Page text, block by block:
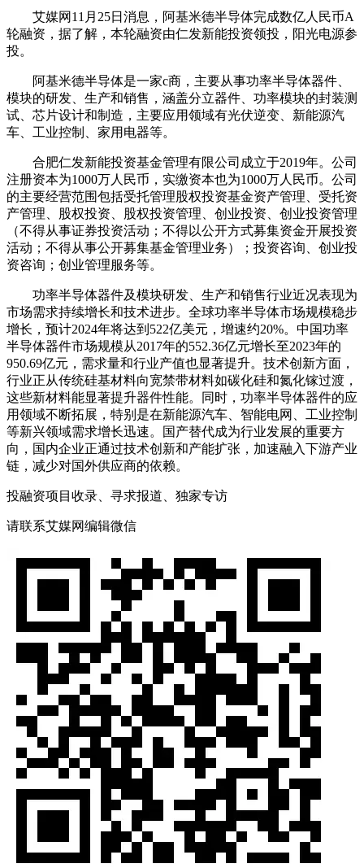
艾媒网11月25日消息，阿基米德半导体完成数亿人民币A
轮融资，据了解，本轮融资由仁发新能投资领投，阳光电源参
投。
阿基米德半导体是一家c商，主要从事功率半导体器件、
模块的研发、生产和销售，涵盖分立器件、功率模块的封装测
试、芯片设计和制造，主要应用领域有光伏逆变、新能源汽
车、工业控制、家用电器等。
‌合肥仁发新能投资基金管理有限公司‌成立于2019年。公司
注册资本为1000万人民币，实缴资本也为1000万人民币。公司
的主要经营范围包括受托管理股权投资基金资产管理、受托资
产管理、股权投资、股权投资管理、创业投资、创业投资管理
（不得从事证券投资活动；不得以公开方式募集资金开展投资
活动；不得从事公开募集基金管理业务）；投资咨询、创业投
资咨询；创业管理服务等‌。
功率半导体器件及模块研发、生产和销售行业近况表现为
市场需求持续增长和技术进步。全球功率半导体市场规模稳步
增长，预计2024年将达到522亿美元，增速约20%。中国功率
半导体器件市场规模从2017年的552.36亿元增长至2023年的
950.69亿元，需求量和行业产值也显著提升。技术创新方面，
行业正从传统硅基材料向宽禁带材料如碳化硅和氮化镓过渡，
这些新材料能显著提升器件性能。同时，功率半导体器件的应
用领域不断拓展，特别是在新能源汽车、智能电网、工业控制
等新兴领域需求增长迅速。国产替代成为行业发展的重要方
向，国内企业正通过技术创新和产能扩张，加速融入下游产业
链，减少对国外供应商的依赖。
投融资项目收录、寻求报道、独家专访
请联系艾媒网编辑微信